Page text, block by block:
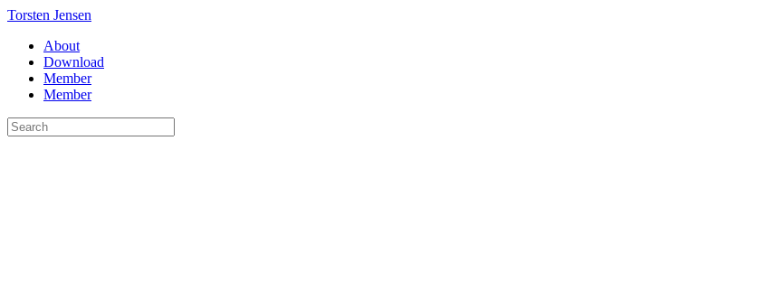
Torsten Jensen
About
Download
Member
Member